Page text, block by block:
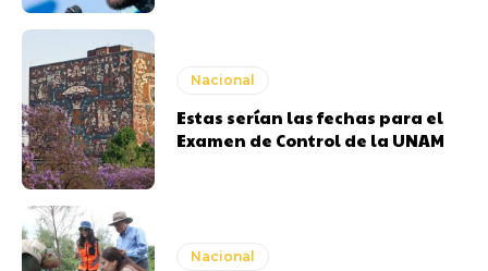
Nacional
Estas serían las fechas para el
Examen de Control de la UNAM
Nacional